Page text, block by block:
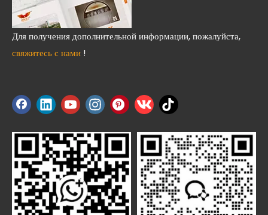
Для получения дополнительной информации, пожалуйста,
свяжитесь с нами !